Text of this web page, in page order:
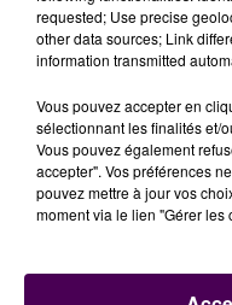
Les basketteurs du
d’une semaine de
l’entraînement le 2
requested; Use precise
other data sources; Link
information transmitted
Vous pouvez accepter en
sélectionnant les finalités et/
Vous pouvez également
accepter". Vos préférences
pouvez mettre à jour vos
moment via le lien "Gérer